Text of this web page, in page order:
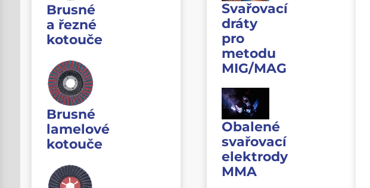
Brusné
a řezné
kotouče
Brusné
lamelové
kotouče
Svařovací
dráty
pro
metodu
MIG/MAG
Obalené
svařovací
elektrody
MMA